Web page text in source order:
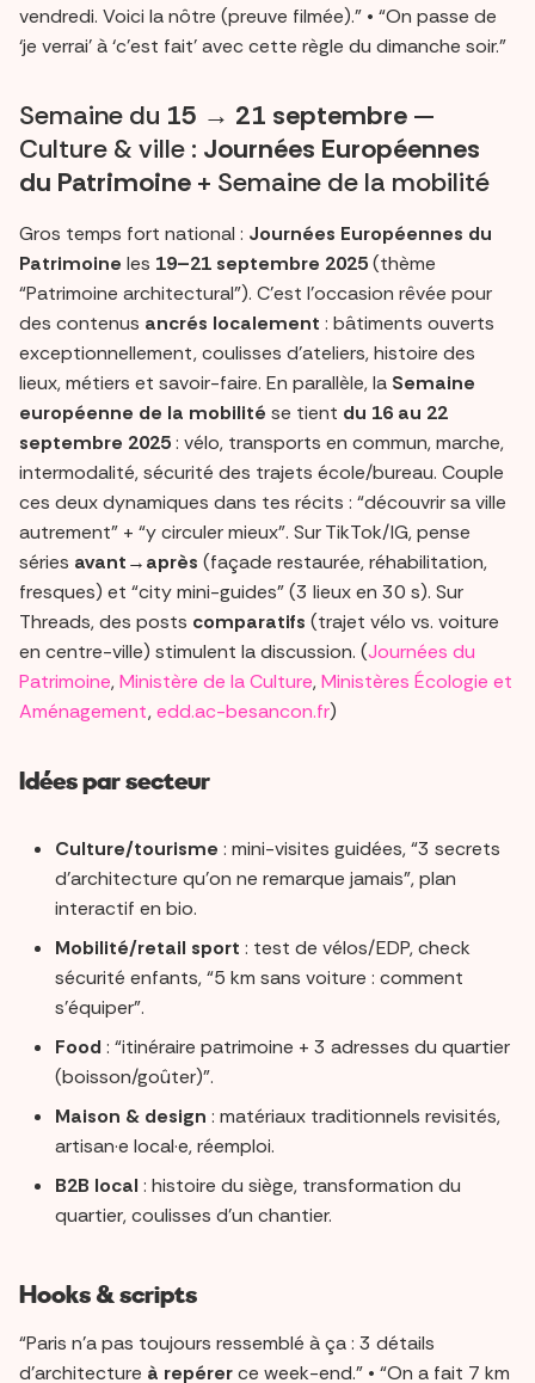
vendredi. Voici la nôtre (preuve filmée).” • “On passe de
‘je verrai’ à ‘c’est fait’ avec cette règle du dimanche soir.”
Semaine du 15 → 21 septembre —
Culture & ville : Journées Européennes
du Patrimoine + Semaine de la mobilité
Gros temps fort national : Journées Européennes du
Patrimoine les 19–21 septembre 2025(thème
“Patrimoine architectural”). C’est l’occasion rêvée pour
des contenus ancrés localement : bâtiments ouverts
exceptionnellement, coulisses d’ateliers, histoire des
lieux, métiers et savoir-faire. En parallèle, la Semaine
européenne de la mobilité se tient du 16 au 22
septembre 2025: vélo, transports en commun, marche,
intermodalité, sécurité des trajets école/bureau. Couple
ces deux dynamiques dans tes récits : “découvrir sa ville
autrement” + “y circuler mieux”. Sur TikTok/IG, pense
séries avant→après (façade restaurée, réhabilitation,
fresques) et “city mini-guides” (3 lieux en 30 s). Sur
Threads, des posts comparatifs (trajet vélo vs. voiture
en centre-ville) stimulent la discussion. (Journées du
Patrimoine,Ministère de la Culture,Ministères Écologie et
Aménagement,edd.ac-besancon.fr)
Idées par secteur
Culture/tourisme : mini-visites guidées, “3 secrets
d’architecture qu’on ne remarque jamais”, plan
interactif en bio.
Mobilité/retail sport : test de vélos/EDP, check
sécurité enfants, “5 km sans voiture : comment
s’équiper”.
Food : “itinéraire patrimoine + 3 adresses du quartier
(boisson/goûter)”.
Maison & design : matériaux traditionnels revisités,
artisan·e local·e, réemploi.
B2B local : histoire du siège, transformation du
quartier, coulisses d’un chantier.
Hooks & scripts
“Paris n’a pas toujours ressemblé à ça : 3 détails
d’architecture à repérerce week-end.” • “On a fait 7 km